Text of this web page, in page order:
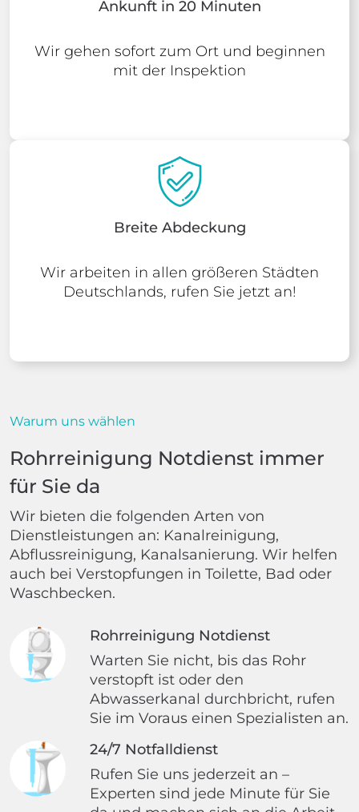
Ankunft in 20 Minuten
Wir gehen sofort zum Ort und beginnen
mit der Inspektion
Breite Abdeckung
Wir arbeiten in allen größeren Städten
Deutschlands, rufen Sie jetzt an!
Warum uns wählen
Rohrreinigung Notdienst immer
für Sie da
Wir bieten die folgenden Arten von
Dienstleistungen an: Kanalreinigung,
Abflussreinigung, Kanalsanierung. Wir helfen
auch bei Verstopfungen in Toilette, Bad oder
Waschbecken.
Rohrreinigung Notdienst
Warten Sie nicht, bis das Rohr
verstopft ist oder den
Abwasserkanal durchbricht, rufen
Sie im Voraus einen Spezialisten an.
24/7 Notfalldienst
Rufen Sie uns jederzeit an –
Experten sind jede Minute für Sie